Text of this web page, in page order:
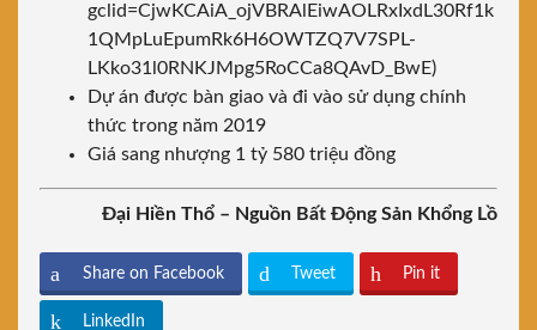
gclid=CjwKCAiA_ojVBRAlEiwAOLRxIxdL30Rf1k
1QMpLuEpumRk6H6OWTZQ7V7SPL-
LKko31l0RNKJMpg5RoCCa8QAvD_BwE)
Dự án được bàn giao và đi vào sử dụng chính
thức trong năm 2019
Giá sang nhượng 1 tỷ 580 triệu đồng
Đại Hiền Thổ – Nguồn Bất Động Sản Khổng Lồ
Share on Facebook Tweet Pin it
LinkedIn